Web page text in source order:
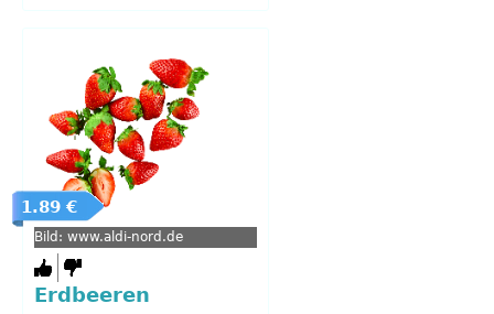
1.89 €
Bild: www.aldi-nord.de
Erdbeeren